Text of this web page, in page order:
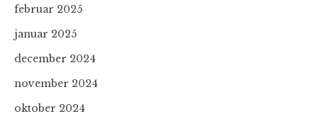
februar 2025
januar 2025
december 2024
november 2024
oktober 2024